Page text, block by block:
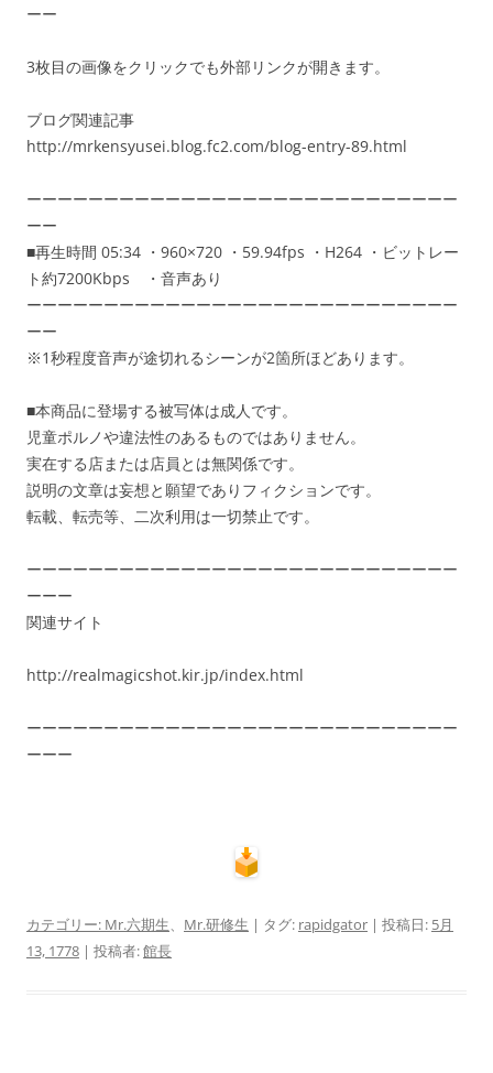
ーー
3枚目の画像をクリックでも外部リンクが開きます。
ブログ関連記事
http://mrkensyusei.blog.fc2.com/blog-entry-89.html
ーーーーーーーーーーーーーーーーーーーーーーーーーーーー
ーー
■再生時間 05:34 ・960×720 ・59.94fps ・H264 ・ビットレー
ト約7200Kbps ・音声あり
ーーーーーーーーーーーーーーーーーーーーーーーーーーーー
ーー
※1秒程度音声が途切れるシーンが2箇所ほどあります。
■本商品に登場する被写体は成人です。
児童ポルノや違法性のあるものではありません。
実在する店または店員とは無関係です。
説明の文章は妄想と願望でありフィクションです。
転載、転売等、二次利用は一切禁止です。
ーーーーーーーーーーーーーーーーーーーーーーーーーーーー
ーーー
関連サイト
http://realmagicshot.kir.jp/index.html
ーーーーーーーーーーーーーーーーーーーーーーーーーーーー
ーーー
カテゴリー: Mr.六期生、 Mr.研修生 | タグ: rapidgator | 投稿日: 5月
13, 1778 | 投稿者:館長